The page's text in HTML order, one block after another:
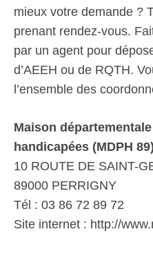
mieux votre demande ?
prenant rendez-vous.
par un agent pour
d’AEEH ou de RQTH.
l’ensemble des
Maison
handicapées (MDPH
10 ROUTE DE SAINT-
89000 PERRIGNY
Tél : 03 86 72 89 72
Site internet : http://